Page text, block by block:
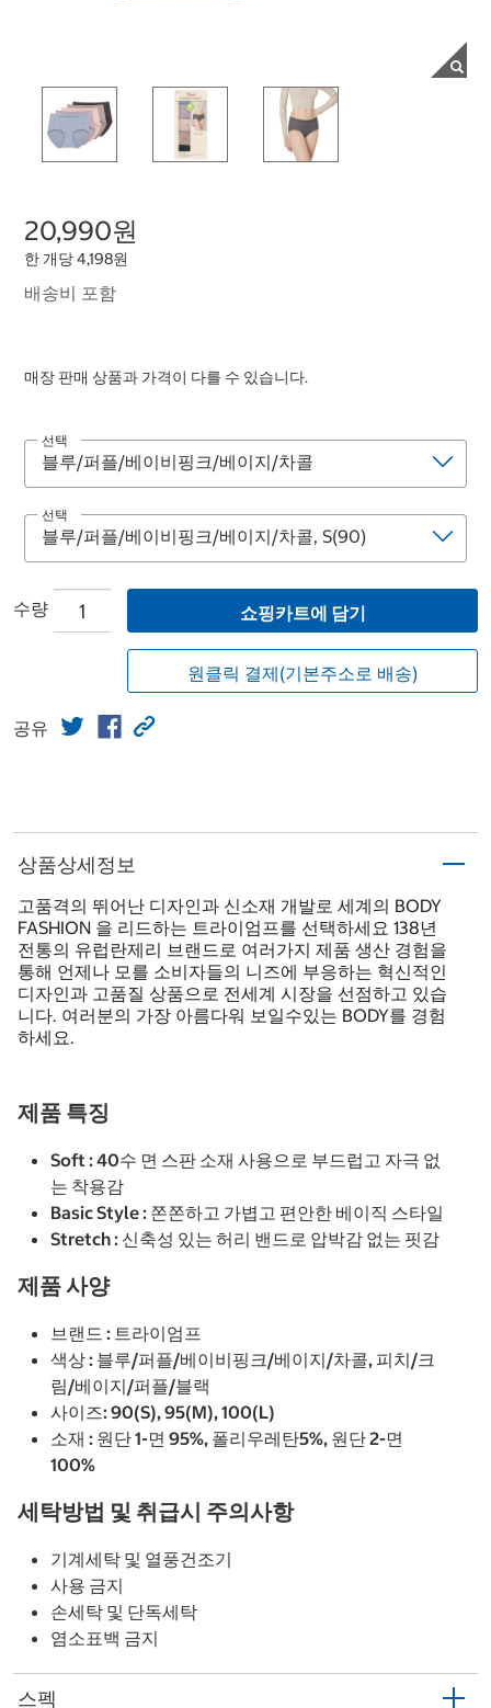
20,990원
한 개당 4,198원
배송비 포함
매장 판매 상품과 가격이 다를 수 있습니다.
선택
선택
수량 쇼핑카트에 담기
원클릭 결제(기본주소로 배송)
공유
상품상세정보
고품격의 뛰어난 디자인과 신소재 개발로 세계의 BODY
FASHION 을 리드하는 트라이엄프를 선택하세요 138년
전통의 유럽란제리 브랜드로 여러가지 제품 생산 경험을
통해 언제나 모를 소비자들의 니즈에 부응하는 혁신적인
디자인과 고품질 상품으로 전세계 시장을 선점하고 있습
니다. 여러분의 가장 아름다워 보일수있는 BODY를 경험
하세요.
제품 특징
Soft : 40수 면 스판 소재 사용으로 부드럽고 자극 없
는 착용감
Basic Style : 쫀쫀하고 가볍고 편안한 베이직 스타일
Stretch : 신축성 있는 허리 밴드로 압박감 없는 핏감
제품 사양
브랜드 : 트라이엄프
색상 : 블루/퍼플/베이비핑크/베이지/차콜, 피치/크
림/베이지/퍼플/블랙
사이즈: 90(S), 95(M), 100(L)
소재 : 원단 1-면 95%, 폴리우레탄5%, 원단 2-면
100%
세탁방법 및 취급시 주의사항
기계세탁 및 열풍건조기
사용 금지
손세탁 및 단독세탁
염소표백 금지
스펙